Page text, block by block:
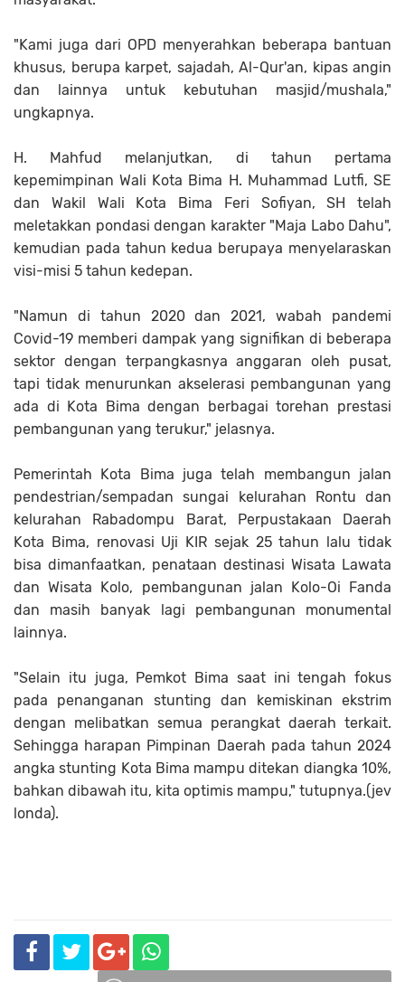
"Kami juga dari OPD menyerahkan beberapa bantuan
khusus, berupa karpet, sajadah, Al-Qur'an, kipas angin
dan lainnya untuk kebutuhan masjid/mushala,"
ungkapnya.
H. Mahfud melanjutkan, di tahun pertama
kepemimpinan Wali Kota Bima H. Muhammad Lutfi, SE
dan Wakil Wali Kota Bima Feri Sofiyan, SH telah
meletakkan pondasi dengan karakter "Maja Labo Dahu",
kemudian pada tahun kedua berupaya menyelaraskan
visi-misi 5 tahun kedepan.
"Namun di tahun 2020 dan 2021, wabah pandemi
Covid-19 memberi dampak yang signifikan di beberapa
sektor dengan terpangkasnya anggaran oleh pusat,
tapi tidak menurunkan akselerasi pembangunan yang
ada di Kota Bima dengan berbagai torehan prestasi
pembangunan yang terukur," jelasnya.
Pemerintah Kota Bima juga telah membangun jalan
pendestrian/sempadan sungai kelurahan Rontu dan
kelurahan Rabadompu Barat, Perpustakaan Daerah
Kota Bima, renovasi Uji KIR sejak 25 tahun lalu tidak
bisa dimanfaatkan, penataan destinasi Wisata Lawata
dan Wisata Kolo, pembangunan jalan Kolo-Oi Fanda
dan masih banyak lagi pembangunan monumental
lainnya.
"Selain itu juga, Pemkot Bima saat ini tengah fokus
pada penanganan stunting dan kemiskinan ekstrim
dengan melibatkan semua perangkat daerah terkait.
Sehingga harapan Pimpinan Daerah pada tahun 2024
angka stunting Kota Bima mampu ditekan diangka 10%,
bahkan dibawah itu, kita optimis mampu," tutupnya.(jev
londa).